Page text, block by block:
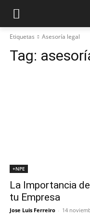
Etiquetas Asesoría legal
Tag:
+NPE
La Importancia
tu Empresa
Jose Luis Ferreiro - 14